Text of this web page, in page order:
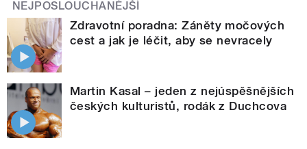
NEJPOSLOUCHANĚJŠÍ
Zdravotní poradna: Záněty močových
cest a jak je léčit, aby se nevracely
Martin Kasal – jeden z nejúspěšnějších
českých kulturistů, rodák z Duchcova